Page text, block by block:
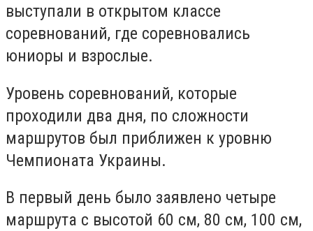
выступали в открытом классе
соревнований, где соревновались
юниоры и взрослые.
Уровень соревнований, которые
проходили два дня, по сложности
маршрутов был приближен к уровню
Чемпионата Украины.
В первый день было заявлено четыре
маршрута с высотой 60 см, 80 см, 100 см,